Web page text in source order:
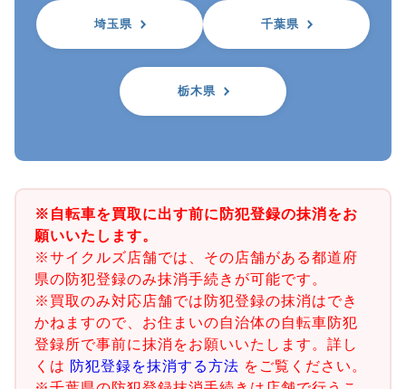
埼玉県 千葉県
栃木県
※自転車を買取に出す前に防犯登録の抹消をお
願いいたします。
※サイクルズ店舗では、その店舗がある都道府
県の防犯登録のみ抹消手続きが可能です。
※買取のみ対応店舗では防犯登録の抹消はでき
かねますので、お住まいの自治体の自転車防犯
登録所で事前に抹消をお願いいたします。詳し
くは 防犯登録を抹消する方法 をご覧ください。